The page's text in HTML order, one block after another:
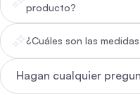
producto?
¿Cuáles son las